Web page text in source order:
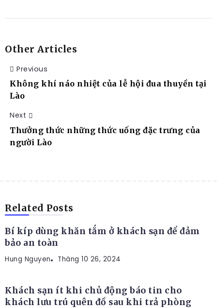
Other Articles
Previous
Không khí náo nhiệt của lễ hội đua thuyền tại
Lào
Next
Thưởng thức những thức uống đặc trưng của
người Lào
Related Posts
Bí kíp dùng khăn tắm ở khách sạn để đảm
bảo an toàn
Hung Nguyen Tháng 10 26, 2024
KINH NGHIỆM
Khách sạn ít khi chủ động báo tin cho
khách lưu trú quên đồ sau khi trả phòng